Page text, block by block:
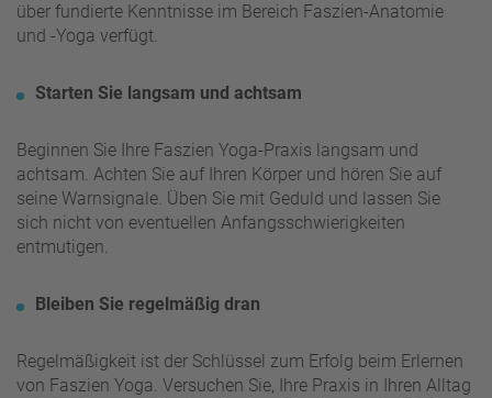
über fundierte Kenntnisse im Bereich Faszien-Anatomie
und -Yoga verfügt.
Starten Sie langsam und achtsam
Beginnen Sie Ihre Faszien Yoga-Praxis langsam und
achtsam. Achten Sie auf Ihren Körper und hören Sie auf
seine Warnsignale. Üben Sie mit Geduld und lassen Sie
sich nicht von eventuellen Anfangsschwierigkeiten
entmutigen.
Bleiben Sie regelmäßig dran
Regelmäßigkeit ist der Schlüssel zum Erfolg beim Erlernen
von Faszien Yoga. Versuchen Sie, Ihre Praxis in Ihren Alltag